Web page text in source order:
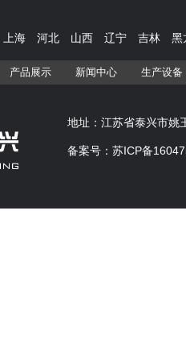
上海 河北 山西 辽宁 吉林 黑
产品展示 新闻中心 生产设备
地址：江苏省泰兴市
备案号： 苏ICP备